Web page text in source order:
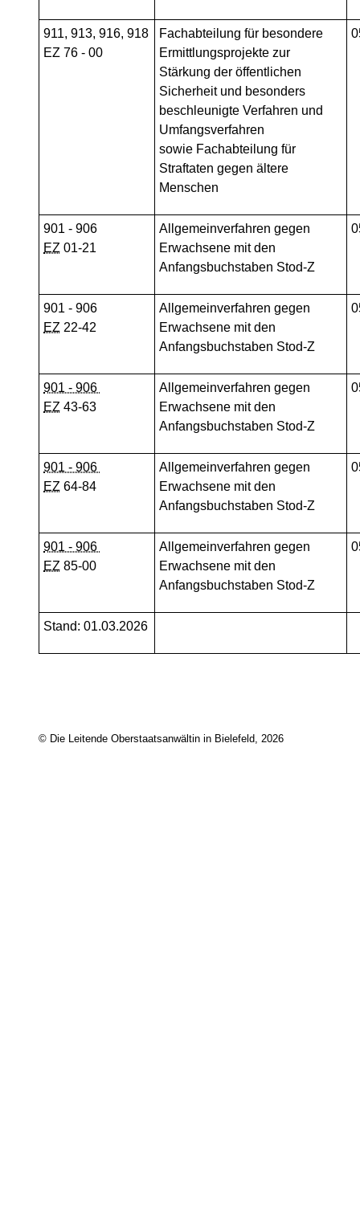
911, 913, 916, 918
EZ 76 - 00
Fachabteilung für besondere
Ermittlungsprojekte zur
Stärkung der öffentlichen
Sicherheit und besonders
beschleunigte Verfahren und
Umfangsverfahren
sowie Fachabteilung für
Straftaten gegen ältere
Menschen
901 - 906
EZ 01-21
Allgemeinverfahren gegen
Erwachsene mit den
Anfangsbuchstaben Stod-Z
901 - 906
EZ 22-42
Allgemeinverfahren gegen
Erwachsene mit den
Anfangsbuchstaben Stod-Z
901 - 906
EZ 43-63
Allgemeinverfahren gegen
Erwachsene mit den
Anfangsbuchstaben Stod-Z
901 - 906
EZ 64-84
Allgemeinverfahren gegen
Erwachsene mit den
Anfangsbuchstaben Stod-Z
901 - 906
EZ 85-00
Allgemeinverfahren gegen
Erwachsene mit den
Anfangsbuchstaben Stod-Z
Stand: 01.03.2026
© Die Leitende Oberstaatsanwältin in Bielefeld, 2026